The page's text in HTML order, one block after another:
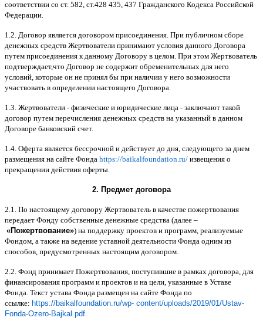
соответствии со ст. 582, ст.428 435, 437 Гражданского Кодекса Российской
Федерации
1.2. Договор является договором присоединения При публичном сборе
денежных средств Жертвователи принимают условия данного Договора
путем присоединения к данному Договору в целом При этом Жертвователь
подтверждает,что Договор не содержит обременительных для него
условий которые он не принял бы при наличии у него возможности
участвовать в определении настоящего Договора
1.3. Жертвователи - физические и юридические лица - заключают такой
договор путем перечисления денежных средств на указанный в данном
Договоре банковский счет.
1.4. Оферта является бессрочной и действует до дня следующего за днем
размещения на сайте Фонда https://baikalfoundation.ru/ извещения о
прекращении действия оферты
2. Предмет договора
2.1. По настоящему договору Жертвователь в качестве пожертвования
передает Фонду собственные денежные средства (далее –
«Пожертвование») на поддержку проектов и программ реализуемые
Фондом а также на ведение уставной деятельности Фонда одним из
способов предусмотренных настоящим договором
2.2. Фонд принимает Пожертвования поступившие в рамках договора для
финансирования программ и проектов и на цели указанные в Уставе
Фонда Текст устава Фонда размещен на сайте Фонда по
ссылке: https://baikalfoundation.ru/wp- content/uploads/2019/01/Ustav-
Fonda-Ozero-Bajkal.pdf